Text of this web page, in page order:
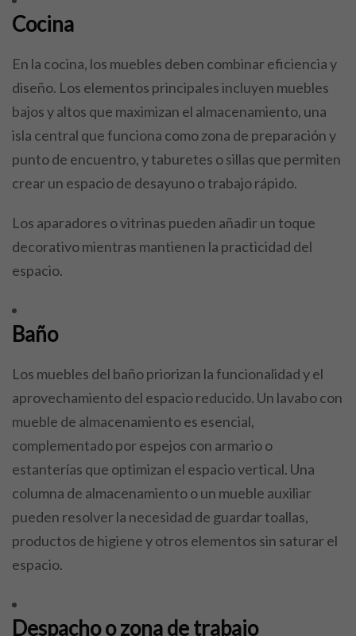
Cocina
En la cocina, los muebles deben combinar eficiencia y
diseño. Los elementos principales incluyen muebles
bajos y altos que maximizan el almacenamiento, una
isla central que funciona como zona de preparación y
punto de encuentro, y taburetes o sillas que permiten
crear un espacio de desayuno o trabajo rápido.
Los aparadores o vitrinas pueden añadir un toque
decorativo mientras mantienen la practicidad del
espacio.
Baño
Los muebles del baño priorizan la funcionalidad y el
aprovechamiento del espacio reducido. Un lavabo con
mueble de almacenamiento es esencial,
complementado por espejos con armario o
estanterías que optimizan el espacio vertical. Una
columna de almacenamiento o un mueble auxiliar
pueden resolver la necesidad de guardar toallas,
productos de higiene y otros elementos sin saturar el
espacio.
Despacho o zona de trabajo